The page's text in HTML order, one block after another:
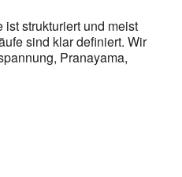
strukturiert und meist
sind klar definiert. Wir
Pranayama,